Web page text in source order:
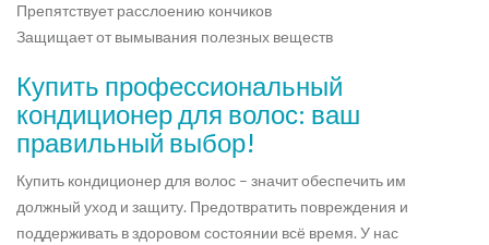
Препятствует расслоению кончиков
Защищает от вымывания полезных веществ
Купить профессиональный
кондиционер для волос: ваш
правильный выбор!
Купить кондиционер для волос – значит обеспечить им
должный уход и защиту. Предотвратить повреждения и
поддерживать в здоровом состоянии всё время. У нас